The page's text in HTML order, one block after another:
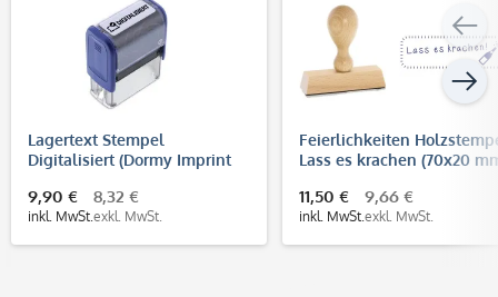
Lagertext Stempel
Digitalisiert (Dormy Imprint
9,90 €
inkl. MwSt.
8,32 €
exkl. MwSt.
Feierlichkeiten
Lass es krachen (70x20
11,50 €
inkl. MwSt.
9,66 €
exkl. MwSt.